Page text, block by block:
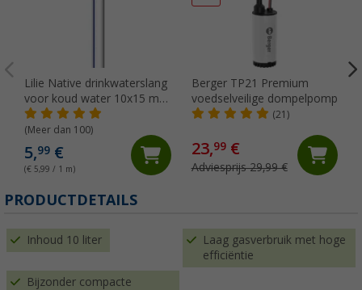
Lilie Native drinkwaterslang
voor koud water 10x15 mm
(per meter)
(Meer dan 100)
5,99 €
(€ 5,99 / 1 m)
Berger TP21 Premium
voedselveilige dompelpomp
(21)
23,99€
Adviesprijs 29,99 €
PRODUCTDETAILS
Inhoud 10 liter
Laag gasverbruik met hoge
efficiëntie
Bijzonder compacte